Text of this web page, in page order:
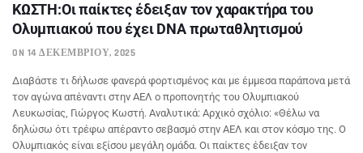
KΩΣΤΗ:Οι παίκτες έδειξαν τον χαρακτήρα του
Ολυμπιακού που έχει DNA πρωταθλητισμού
ON 14 ΔΕΚΕΜΒΡΊΟΥ, 2025
Διαβάστε τι δήλωσε φανερά φορτισμένος και με έμμεσα παράπονα μετά
τον αγώνα απέναντι στην ΑΕΛ ο προπονητής του Ολυμπιακού
Λευκωσίας, Γιώργος Κωστή. Αναλυτικά: Αρχικό σχόλιο: «Θέλω να
δηλώσω ότι τρέφω απέραντο σεβασμό στην ΑΕΛ και στον κόσμο της. Ο
Ολυμπιακός είναι εξίσου μεγάλη ομάδα. Οι παίκτες έδειξαν τον